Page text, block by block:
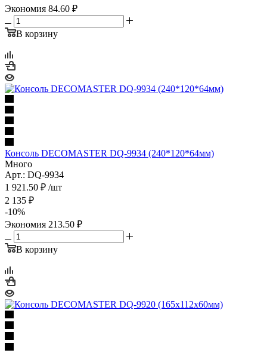
Экономия 84.60 ₽
В корзину
Консоль DECOMASTER DQ-9934 (240*120*64мм)
Много
Арт.: DQ-9934
1 921.50 ₽ /шт
2 135 ₽
-10%
Экономия 213.50 ₽
В корзину